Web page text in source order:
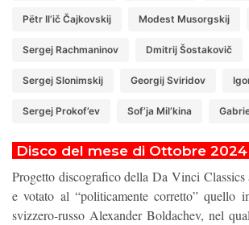
Pëtr Il’ič Čajkovskij Modest Musorgskij
Sergej Rachmaninov Dmitrij Šostakovič
Sergej Slonimskij Georgij Sviridov
Sergej Prokof’ev Sof’ja Mil’kina
Disco del mese di Ottobre 2024
Progetto discografico della Da Vinci Classics
e votato al “politicamente corretto” quello
svizzero-russo Alexander Boldachev, nel